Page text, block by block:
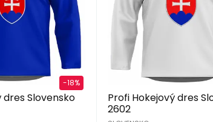
-18%
dres Slovensko
Profi Hokejový dres
2602